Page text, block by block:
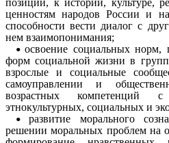
позиции, к истории, культуре,
ценностям народов России и
способности вести диалог с
нем взаимопонимания;
освоение социальных норм,
форм социальной жизни в
взрослые и социальные
самоуправлении и
возрастных компетенций
этнокультурных, социальных и
развитие морального
решении моральных проблем на